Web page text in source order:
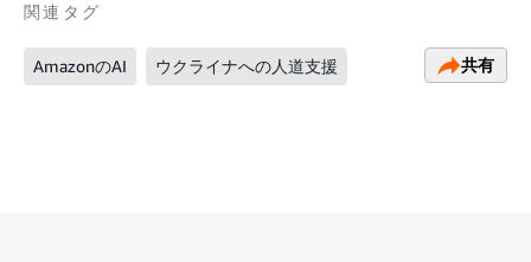
関連タグ
AmazonのAI ウクライナへの人道支援 共有